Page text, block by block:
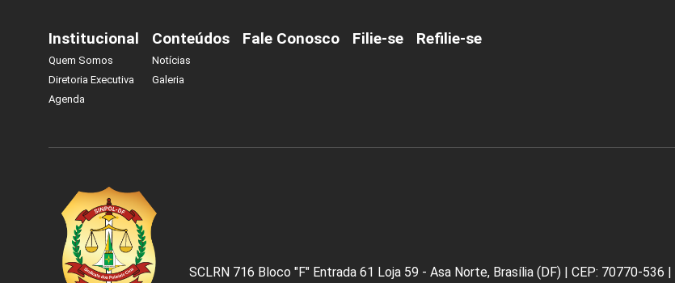
Institucional
Quem Somos
Diretoria Executiva
Agenda
Conteúdos
Notícias
Galeria
Fale Conosco Filie-se Refilie-se
SCLRN 716 Bloco "F" Entrada 61 Loja 59 - Asa Norte, Brasília (DF) | CEP: 70770-536 |